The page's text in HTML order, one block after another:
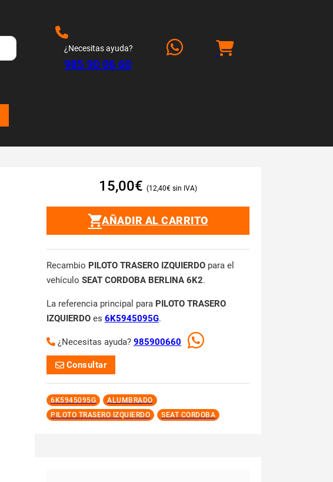
¿Necesitas ayuda?
985 90 06 60
15,00€ 12,40€
AÑADIR AL CARRITO
Recambio PILOTO TRASERO IZQUIERDO para el
vehículo SEAT CORDOBA BERLINA 6K2.
La referencia principal para PILOTO TRASERO
IZQUIERDO es 6K5945095G.
¿Necesitas ayuda? 985900660
Consultar
6K5945095G
ALUMBRADO
PILOTO TRASERO IZQUIERDO
SEAT CORDOBA